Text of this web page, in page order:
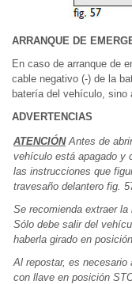
ARRANQUE DE
En caso de arranque de
cable negativo (-) de la
batería del vehículo, sino
ADVERTENCIAS
ATENCIÓNAntes de
vehículo está apagado y
las instrucciones que
travesaño delantero fig.
Se recomienda extraer
Sólo debe salir del
haberla girado en
Al repostar, es necesario
con llave en posición